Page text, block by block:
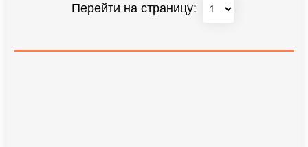
Перейти на страницу: